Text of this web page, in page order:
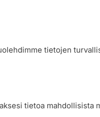
tietojen
tietoa mahdollisista